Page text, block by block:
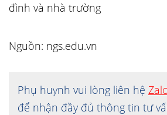
đình và nhà trường
Nguồn: ngs.edu.vn
Phụ huynh vui lòng liên hệ
để nhận đầy đủ thông tin tư